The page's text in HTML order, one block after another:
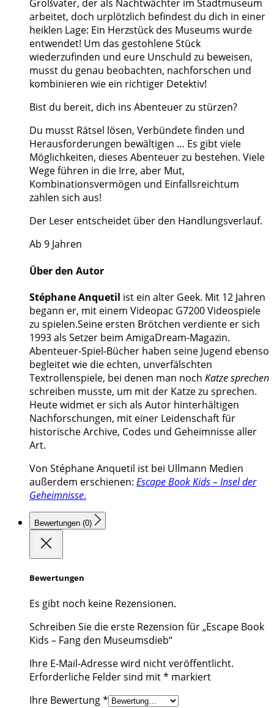
Großvater, der als Nachtwächter im Stadtmuseum
arbeitet, doch urplötzlich befindest du dich in einer
heiklen Lage: Ein Herzstück des Museums wurde
entwendet! Um das gestohlene Stück
wiederzufinden und eure Unschuld zu beweisen,
musst du genau beobachten, nachforschen und
kombinieren wie ein richtiger Detektiv!
Bist du bereit, dich ins Abenteuer zu stürzen?
Du musst Rätsel lösen, Verbündete finden und
Herausforderungen bewältigen … Es gibt viele
Möglichkeiten, dieses Abenteuer zu bestehen. Viele
Wege führen in die Irre, aber Mut,
Kombinationsvermögen und Einfallsreichtum
zahlen sich aus!
Der Leser entscheidet über den Handlungsverlauf.
Ab 9 Jahren
Über den Autor
Stéphane Anquetil ist ein alter Geek. Mit 12 Jahren
begann er, mit einem Videopac G7200 Videospiele
zu spielen.Seine ersten Brötchen verdiente er sich
1993 als Setzer beim AmigaDream-Magazin.
Abenteuer-Spiel-Bücher haben seine Jugend ebenso
begleitet wie die echten, unverfälschten
Textrollenspiele, bei denen man noch Katze sprechen
schreiben musste, um mit der Katze zu sprechen.
Heute widmet er sich als Autor hinterhältigen
Nachforschungen, mit einer Leidenschaft für
historische Archive, Codes und Geheimnisse aller
Art.
Von Stéphane Anquetil ist bei Ullmann Medien
außerdem erschienen: Escape Book Kids – Insel der
Geheimnisse.
Bewertungen (0)
Bewertungen
Es gibt noch keine Rezensionen.
Schreiben Sie die erste Rezension für „Escape Book
Kids – Fang den Museumsdieb“
Ihre E-Mail-Adresse wird nicht veröffentlicht.
Erforderliche Felder sind mit* markiert
Ihre Bewertung*